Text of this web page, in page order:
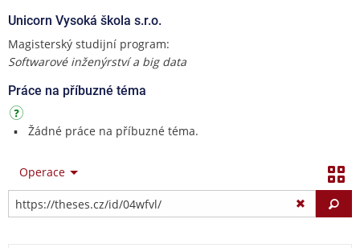
Unicorn Vysoká škola s.r.o.
Magisterský studijní program:
Softwarové inženýrství a big data
Práce na příbuzné téma
Žádné práce na příbuzné téma.
Operace